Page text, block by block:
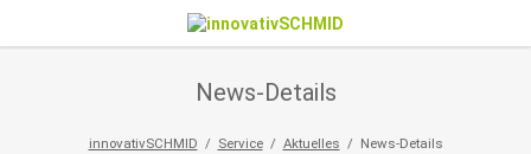
News-Details
innovativSCHMID Service Aktuelles News-Details